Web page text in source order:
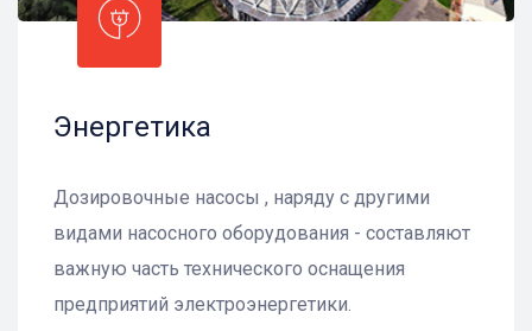
Энергетика
Дозировочные насосы , наряду с другими
видами насосного оборудования - составляют
важную часть технического оснащения
предприятий электроэнергетики.